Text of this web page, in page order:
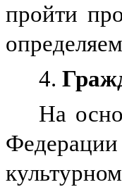
пройти
4.
На